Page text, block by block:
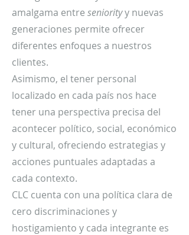
amalgama entre seniorityy nuevas
generaciones permite ofrecer
diferentes enfoques a nuestros
clientes.
Asimismo, el tener personal
localizado en cada país nos hace
tener una perspectiva precisa del
acontecer político, social, económico
y cultural, ofreciendo estrategias y
acciones puntuales adaptadas a
cada contexto.
CLC cuenta con una política clara de
cero discriminaciones y
hostigamiento y cada integrante es